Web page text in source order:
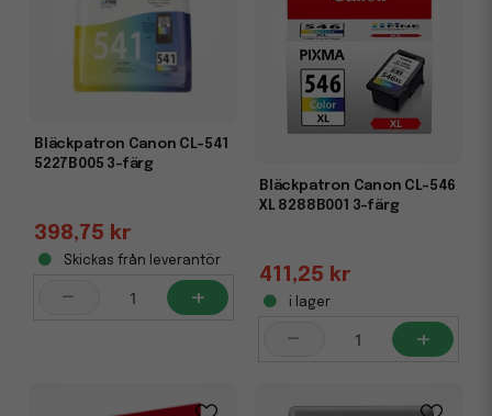
Bläckpatron Canon CL-541
5227B005 3-färg
398,75 kr
Skickas från leverantör
- +
Bläckpatron Canon CL-546
XL 8288B001 3-färg
411,25 kr
i lager
- +